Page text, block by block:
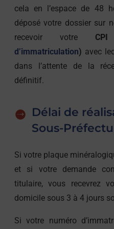
cela en l’espace de 48
déposé votre dossier sur
recevoir votre
d’immatriculation) avec
dans l’attente de la
définitif.
Délai de
Sous-
Si votre plaque
et si votre demande
titulaire, vous recevrez
domicile sous 3 à 4 jours
Si votre numéro